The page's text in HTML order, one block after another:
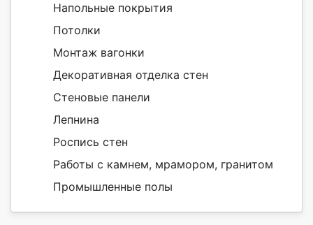
Напольные покрытия
Потолки
Монтаж вагонки
Декоративная отделка стен
Стеновые панели
Лепнина
Роспись стен
Работы с камнем, мрамором, гранитом
Промышленные полы